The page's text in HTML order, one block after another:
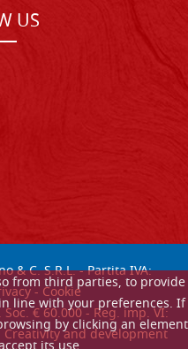
from third parties, to provide
line with your preferences. If
by clicking an element
US
& C. S.R.L. - Partita IVA:
-Cookie
€ 60.000 - Reg. imp. VI:
Creativity and development